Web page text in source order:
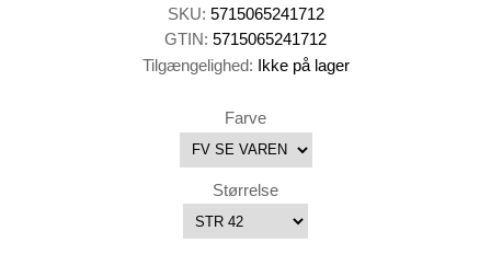
SKU: 5715065241712
GTIN: 5715065241712
Tilgængelighed: Ikke på lager
Farve
Størrelse